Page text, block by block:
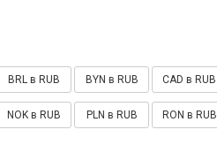
BRL в RUB BYN в RUB CAD в RUB
NOK в RUB PLN в RUB RON в RUB